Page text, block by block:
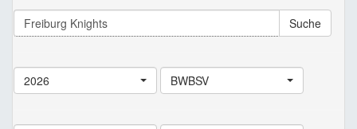
Suche
2026 BWBSV